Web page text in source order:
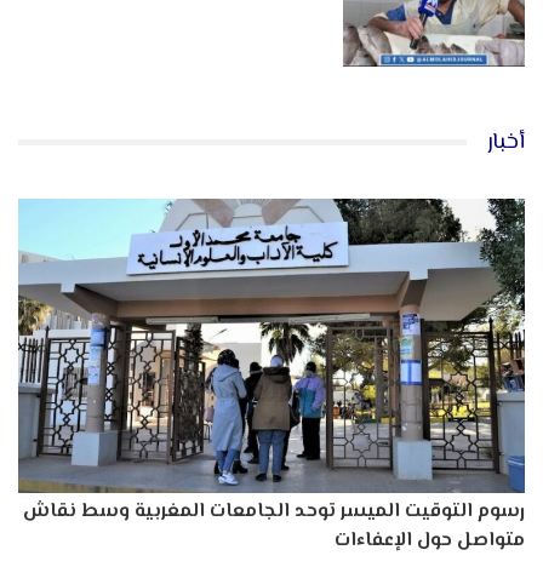
أخبار
رسوم التوقيت الميسر توحد الجامعات المغربية وسط نقاش
متواصل حول الإعفاءات